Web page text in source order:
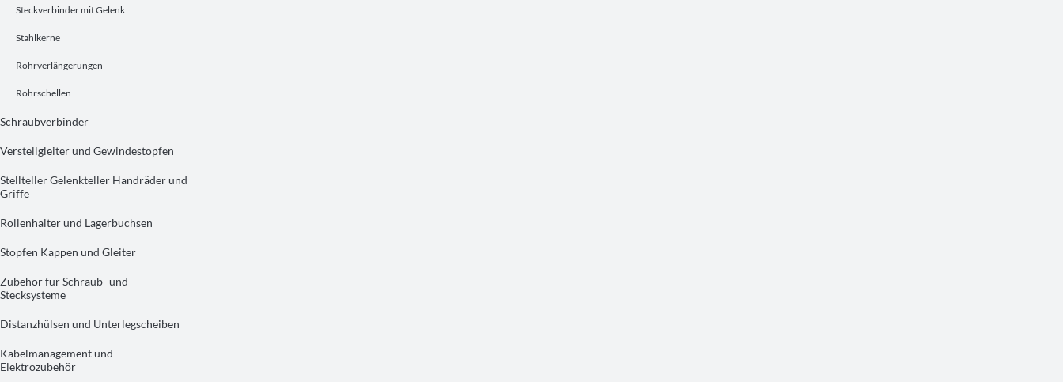
Steckverbinder mit Gelenk
Stahlkerne
Rohrverlängerungen
Rohrschellen
Schraubverbinder
Verstellgleiter und Gewindestopfen
Stellteller Gelenkteller Handräder und
Griffe
Rollenhalter und Lagerbuchsen
Stopfen Kappen und Gleiter
Zubehör für Schraub- und
Stecksysteme
Distanzhülsen und Unterlegscheiben
Kabelmanagement und
Elektrozubehör